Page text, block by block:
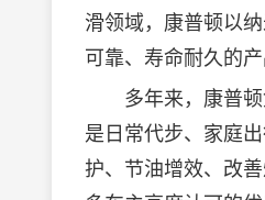
滑领域，康普顿以
可靠、寿命耐久的
多年来，康普顿
是日常代步、家庭
护、节油增效、改